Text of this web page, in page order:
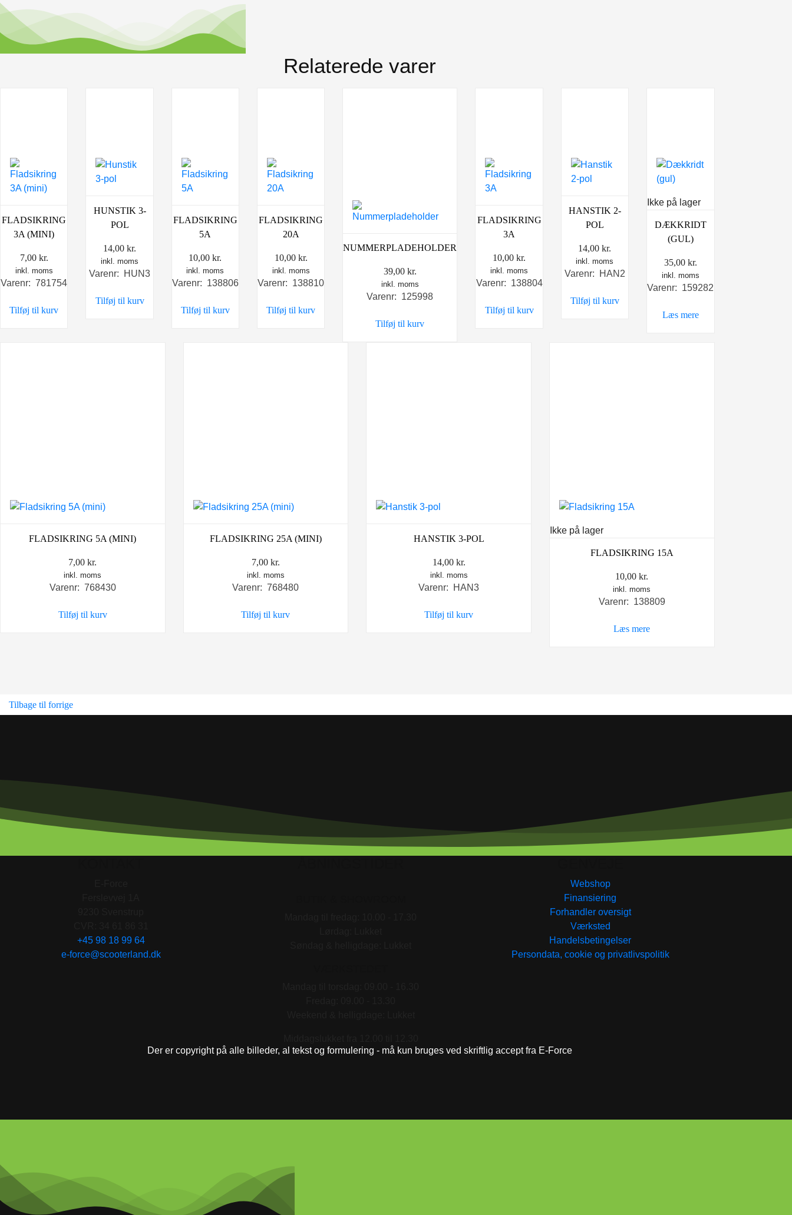
Relaterede varer
FLADSIKRING
3A (MINI)
7,00 kr.
inkl. moms
Varenr: 781754
Tilføj til kurv
HUNSTIK 3-
POL
14,00kr.
inkl. moms
Varenr: HUN3
Tilføj til kurv
FLADSIKRING
5A
10,00kr.
inkl. moms
Varenr: 138806
Tilføj til kurv
FLADSIKRING
20A
10,00 kr.
inkl. moms
Varenr: 138810
Tilføj til kurv
NUMMERPLADEHOLDER
39,00 kr.
inkl. moms
Varenr: 125998
Tilføj til kurv
FLADSIKRING
3A
10,00kr.
inkl. moms
Varenr: 138804
Tilføj til kurv
HANSTIK 2-
POL
14,00kr.
inkl. moms
Varenr: HAN2
Tilføj til kurv
Ikke på lager
DÆKKRIDT
(GUL)
35,00 kr.
inkl. moms
Varenr: 159282
Læs mere
FLADSIKRING 5A (MINI)
7,00kr.
inkl. moms
Varenr: 768430
Tilføj til kurv
FLADSIKRING 25A (MINI)
7,00 kr.
inkl. moms
Varenr: 768480
Tilføj til kurv
HANSTIK 3-POL
14,00 kr.
inkl. moms
Varenr: HAN3
Tilføj til kurv
Ikke på lager
FLADSIKRING 15A
10,00kr.
inkl. moms
Varenr: 138809
Læs mere
Tilbage til forrige
+45 98 18 99 64
e-force@scooterland.dk
Webshop
Finansiering
Forhandler oversigt
Værksted
Handelsbetingelser
Persondata, cookie og privatlivspolitik
Der er copyright på alle billeder, al tekst og formulering - må kun bruges ved skriftlig accept fra E-Force